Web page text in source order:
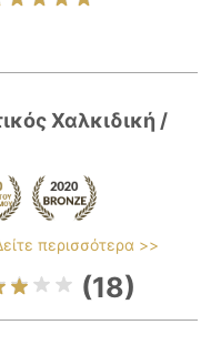
Χαλκιδική /
περισσότερα >>
(18)